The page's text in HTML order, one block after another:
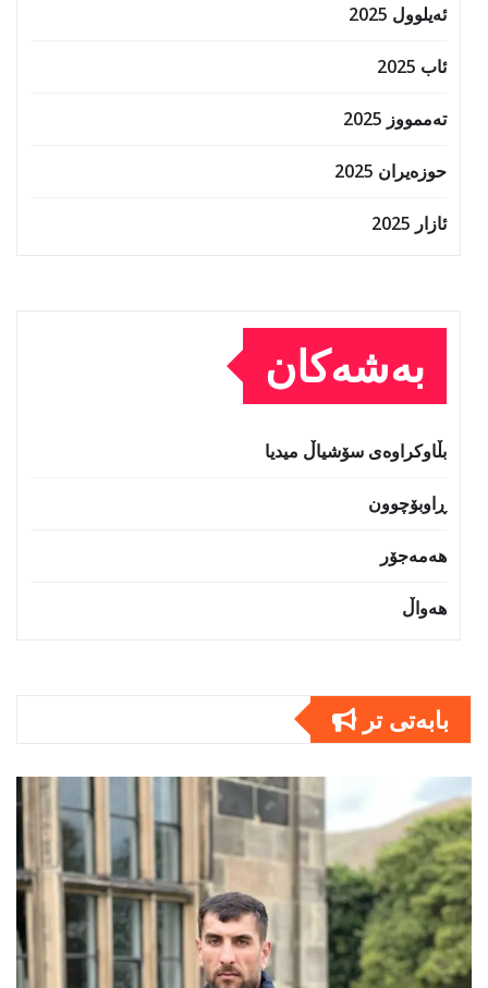
ئەیلوول 2025
ئاب 2025
تەممووز 2025
حوزه‌یران 2025
ئازار 2025
بەشەکان
بڵاوکراوەی سۆشیاڵ میدیا
ڕاوبۆچوون
هەمەجۆر
هەواڵ
بابەتى تر